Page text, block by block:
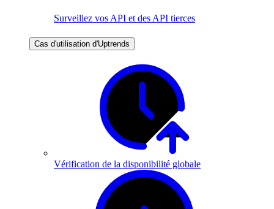
Surveillez vos API et des API tierces
Cas d'utilisation d'Uptrends
Vérification de la disponibilité globale